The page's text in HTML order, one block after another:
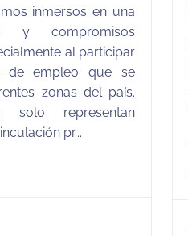
inmersos en una
compromisos
al participar
de empleo que se
zonas del país.
representan
pr...